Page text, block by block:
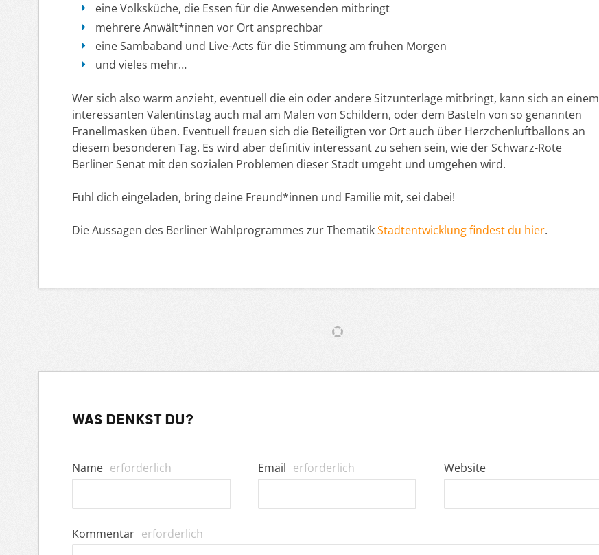
eine Volksküche, die Essen für die Anwesenden mitbringt
mehrere Anwält*innen vor Ort ansprechbar
eine Sambaband und Live-Acts für die Stimmung am frühen Morgen
und vieles mehr…
Wer sich also warm anzieht, eventuell die ein oder andere Sitzunterlage mitbringt, kann sich an einem
interessanten Valentinstag auch mal am Malen von Schildern, oder dem Basteln von so genannten
Franellmasken üben. Eventuell freuen sich die Beteiligten vor Ort auch über Herzchenluftballons an
diesem besonderen Tag. Es wird aber definitiv interessant zu sehen sein, wie der Schwarz-Rote
Berliner Senat mit den sozialen Problemen dieser Stadt umgeht und umgehen wird.
Fühl dich eingeladen, bring deine Freund*innen und Familie mit, sei dabei!
Die Aussagen des Berliner Wahlprogrammes zur ThematikStadtentwicklung findest du hier.
Was denkst du?
Name erforderlich Email erforderlich Website
Kommentar erforderlich